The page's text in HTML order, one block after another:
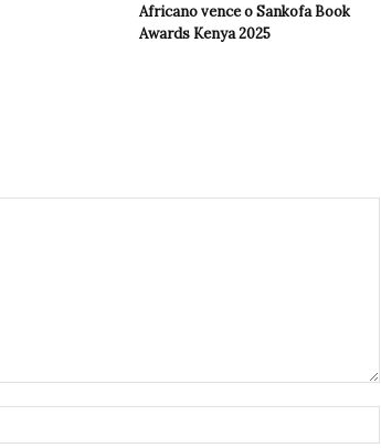
Africano vence o Sankofa Book
Awards Kenya 2025